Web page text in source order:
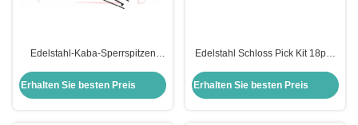
Edelstahl-Kaba-Sperrspitzen
Entriegelung-Tool-Set Schlüssel-
Erhalten Sie besten Preis
Edelstahl Schloss Pick Kit 18pcs
Schlosser Werkzeuge Schloss
Erhalten Sie besten Preis